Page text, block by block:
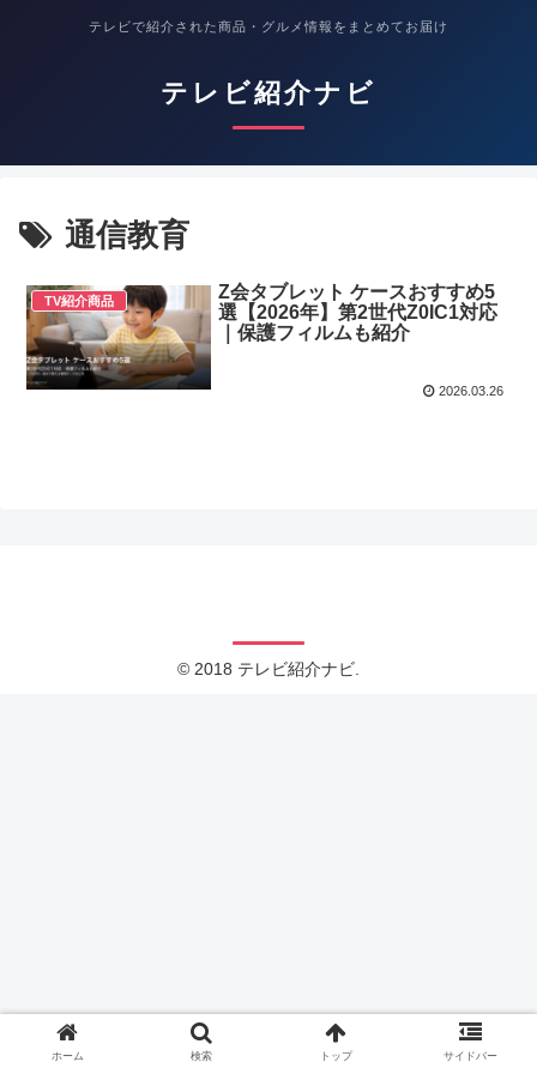
テレビで紹介された商品・グルメ情報をまとめてお届け
テレビ紹介ナビ
通信教育
TV紹介商品
Z会タブレット ケースおすすめ5
選【2026年】第2世代Z0IC1対応
｜保護フィルムも紹介
2026.03.26
© 2018 テレビ紹介ナビ.
ホーム 検索 トップ サイドバー